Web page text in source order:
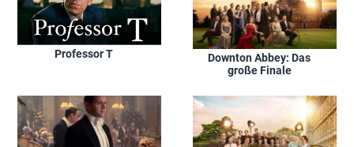
Professor T
Downton Abbey: Das
große Finale